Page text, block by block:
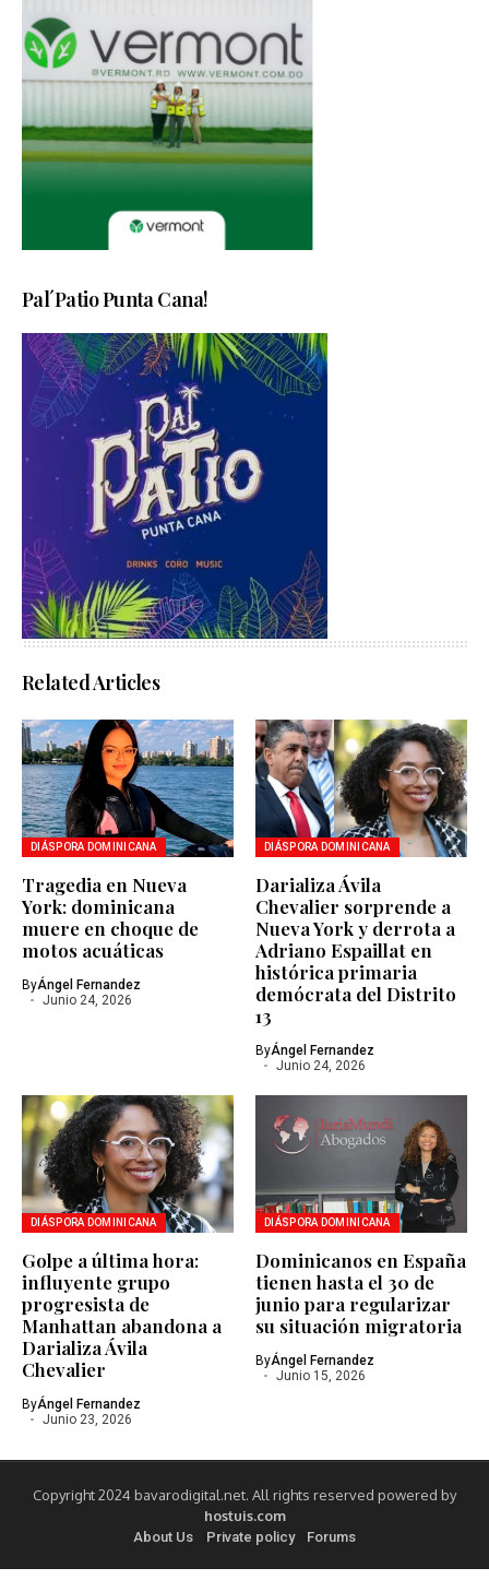
Pal´Patio Punta Cana!
Related Articles
DIÁSPORA DOMINICANA
Tragedia en Nueva
York: dominicana
muere en choque de
motos acuáticas
ByÁngel Fernandez
Junio 24, 2026
DIÁSPORA DOMINICANA
Darializa Ávila
Chevalier sorprende a
Nueva York y derrota a
Adriano Espaillat en
histórica primaria
demócrata del Distrito
13
ByÁngel Fernandez
Junio 24, 2026
DIÁSPORA DOMINICANA
Golpe a última hora:
influyente grupo
progresista de
Manhattan abandona a
Darializa Ávila
Chevalier
ByÁngel Fernandez
Junio 23, 2026
DIÁSPORA DOMINICANA
Dominicanos en España
tienen hasta el 30 de
junio para regularizar
su situación migratoria
ByÁngel Fernandez
Junio 15, 2026
Copyright 2024 bavarodigital.net. All rights reserved powered by
hostuis.com
About Us Private policy Forums